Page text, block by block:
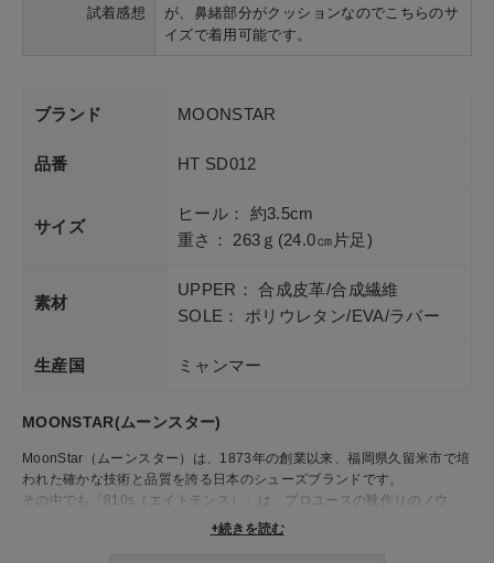
試着感想
が、鼻緒部分がクッションなのでこちらのサ
イズで着用可能です。
ブランド MOONSTAR
品番 HT SD012
サイズ
ヒール： 約3.5cm
重さ： 263ｇ(24.0㎝片足)
素材
UPPER： 合成皮革/合成繊維
SOLE： ポリウレタン/EVA/ラバー
生産国 ミャンマー
MOONSTAR(ムーンスター)
MoonStar（ムーンスター）は、1873年の創業以来、福岡県久留米市で培
われた確かな技術と品質を誇る日本のシューズブランドです。
その中でも「810s（エイトテンス）」は、プロユースの靴作りのノウハ
ウを日常生活に取り入れたプロダクトラインで、シンプルで機能的なデザ
+続きを読む